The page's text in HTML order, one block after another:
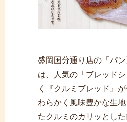
盛岡国分通り店の「パ
は、人気の「ブレッド
く『クルミブレッド』
わらかく風味豊かな生
たクルミのカリッとし